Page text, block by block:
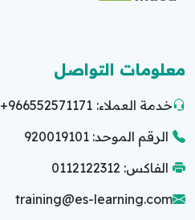
معلومات التواصل
خدمة العملاء: +966552571171
الرقم الموحد: 920019101
الفاكس: 0112122312
training@es-learning.com